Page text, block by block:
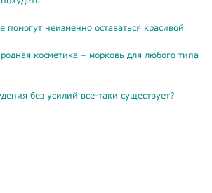
помогут неизменно оставаться красивой
косметика – морковь для любого типа
без усилий все-таки существует?